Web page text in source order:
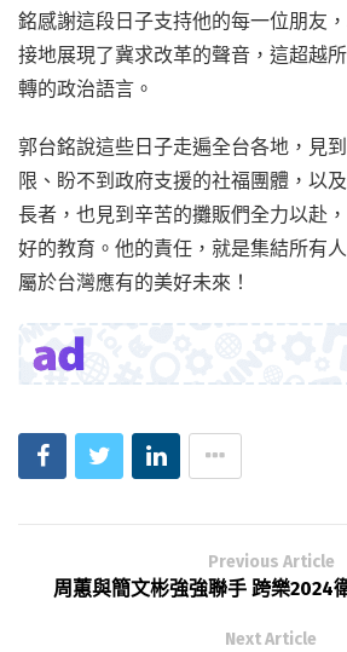
銘感謝這段日子支持他的每一位朋友
接地展現了冀求改革的聲音，這超越
轉的政治語言。
郭台銘說這些日子走遍全台各地，見
限、盼不到政府支援的社福團體，以
長者，也見到辛苦的攤販們全力以赴
好的教育。他的責任，就是集結所有
屬於台灣應有的美好未來！
Previous Article
周蕙與簡文彬強強聯手 跨樂2024
Next Article